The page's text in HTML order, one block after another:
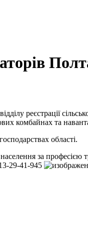
реєстрації
комбайнах та
області.
за професією